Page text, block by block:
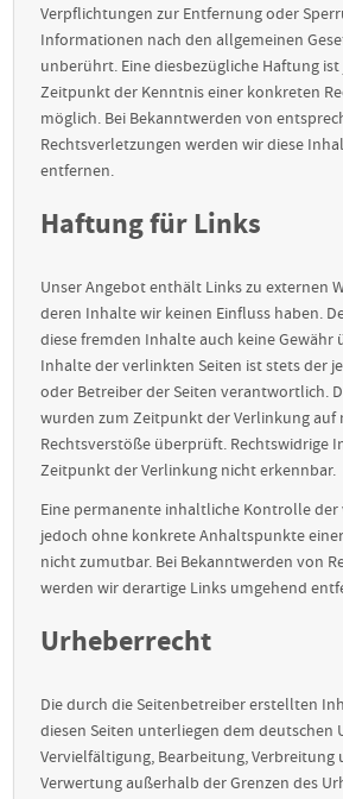
Verpflichtungen zur Entfernung oder
Informationen nach den allgemeinen
unberührt. Eine diesbezügliche Haftung
Zeitpunkt der Kenntnis einer konkreten
möglich. Bei Bekanntwerden von
Rechtsverletzungen werden wir diese
entfernen.
Haftung für Links
Unser Angebot enthält Links zu externen
deren Inhalte wir keinen Einfluss haben.
diese fremden Inhalte auch keine Gewähr
Inhalte der verlinkten Seiten ist stets der
oder Betreiber der Seiten verantwortlich.
wurden zum Zeitpunkt der Verlinkung auf
Rechtsverstöße überprüft. Rechtswidrige
Zeitpunkt der Verlinkung nicht erkennbar.
Eine permanente inhaltliche Kontrolle
jedoch ohne konkrete Anhaltspunkte
nicht zumutbar. Bei Bekanntwerden von
werden wir derartige Links umgehend
Urheberrecht
Die durch die Seitenbetreiber erstellten
diesen Seiten unterliegen dem deutschen
Vervielfältigung, Bearbeitung, Verbreitung
Verwertung außerhalb der Grenzen des